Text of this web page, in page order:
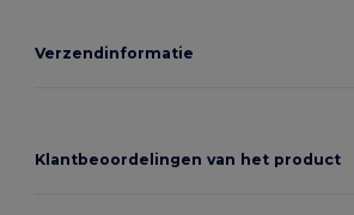
Verzendinformatie
Klantbeoordelingen van het product